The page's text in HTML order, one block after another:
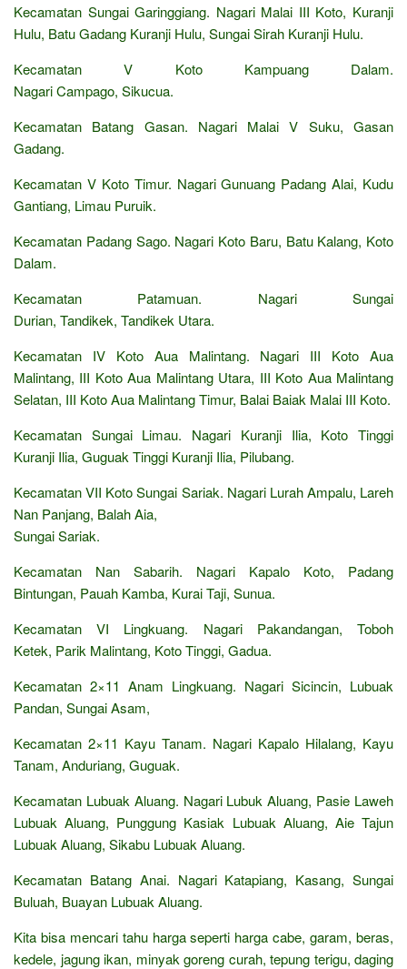
Kecamatan Sungai Garinggiang. Nagari Malai III Koto, Kuranji
Hulu, Batu Gadang Kuranji Hulu, Sungai Sirah Kuranji Hulu.
Kecamatan V Koto Kampuang Dalam.
Nagari Campago, Sikucua.
Kecamatan Batang Gasan. Nagari Malai V Suku, Gasan
Gadang.
Kecamatan V Koto Timur. Nagari Gunuang Padang Alai, Kudu
Gantiang, Limau Puruik.
Kecamatan Padang Sago. Nagari Koto Baru, Batu Kalang, Koto
Dalam.
Kecamatan Patamuan. Nagari Sungai
Durian, Tandikek, Tandikek Utara.
Kecamatan IV Koto Aua Malintang. Nagari III Koto Aua
Malintang, III Koto Aua Malintang Utara, III Koto Aua Malintang
Selatan, III Koto Aua Malintang Timur, Balai Baiak Malai III Koto.
Kecamatan Sungai Limau. Nagari Kuranji Ilia, Koto Tinggi
Kuranji Ilia, Guguak Tinggi Kuranji Ilia, Pilubang.
Kecamatan VII Koto Sungai Sariak. Nagari Lurah Ampalu, Lareh
Nan Panjang, Balah Aia,
Sungai Sariak.
Kecamatan Nan Sabarih. Nagari Kapalo Koto, Padang
Bintungan, Pauah Kamba, Kurai Taji, Sunua.
Kecamatan VI Lingkuang. Nagari Pakandangan, Toboh
Ketek, Parik Malintang, Koto Tinggi, Gadua.
Kecamatan 2×11 Anam Lingkuang. Nagari Sicincin, Lubuak
Pandan, Sungai Asam,
Kecamatan 2×11 Kayu Tanam. Nagari Kapalo Hilalang, Kayu
Tanam, Anduriang, Guguak.
Kecamatan Lubuak Aluang. Nagari Lubuk Aluang, Pasie Laweh
Lubuak Aluang, Punggung Kasiak Lubuak Aluang, Aie Tajun
Lubuak Aluang, Sikabu Lubuak Aluang.
Kecamatan Batang Anai. Nagari Katapiang, Kasang, Sungai
Buluah, Buayan Lubuak Aluang.
Kita bisa mencari tahu harga seperti harga cabe, garam, beras,
kedele, jagung ikan, minyak goreng curah, tepung terigu, daging